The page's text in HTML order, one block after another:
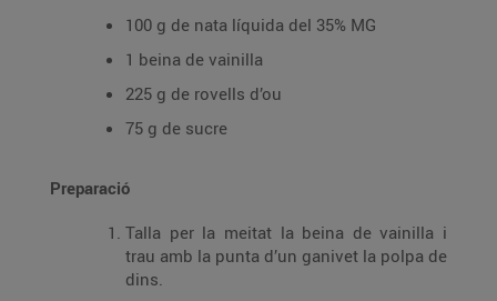
100 g de nata líquida del 35% MG
1 beina de vainilla
225 g de rovells d’ou
75 g de sucre
Preparació
Talla per la meitat la beina de vainilla i
trau amb la punta d’un ganivet la polpa de
dins.